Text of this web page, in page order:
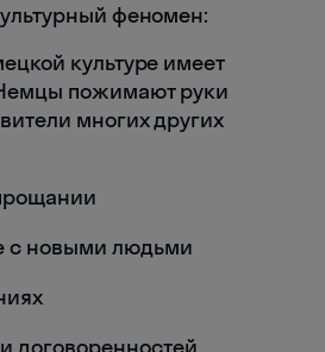
феномен:
культуре имеет
пожимают руки
многих других
с новыми людьми